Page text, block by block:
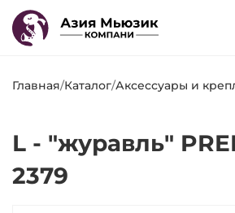
Главная/Каталог/Аксессуары и
L - "журавль"
2379